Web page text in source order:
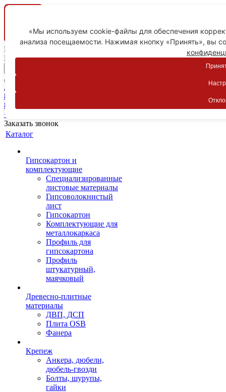
Ваш город
Пятигорск
Личный кабинет
8-800-775-59-89
8-800-775-59-89
+7 918 754-83-77
Заказать звонок
Каталог
Гипсокартон и
комплектующие
Специализированные
листовые материалы
Гипсоволокнистый
лист
Гипсокартон
Комплектующие для
металлокаркаса
Профиль для
гипсокартона
Профиль
штукатурный,
маячковый
Древесно-плитные
материалы
ДВП, ДСП
Плита OSB
Фанера
Крепеж
Анкера, дюбели,
дюбель-гвозди
Болты, шурупы,
гайки
«Мы используем cookie-файлы для обеспечения
анализа посещаемости. Нажимая кнопку «Принять», вы